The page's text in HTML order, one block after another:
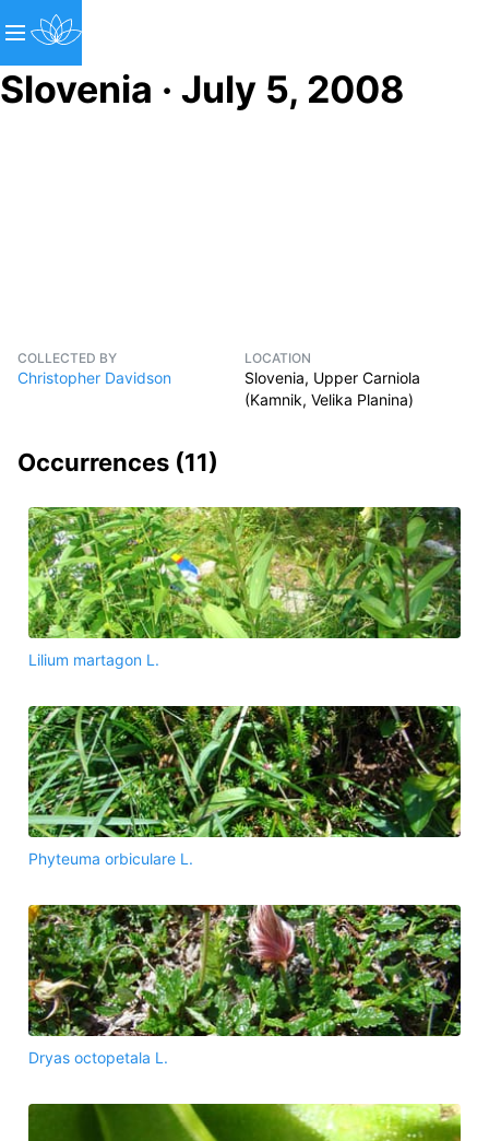
Slovenia · July 5, 2008
COLLECTED BY
Christopher Davidson
LOCATION
Slovenia, Upper Carniola
(Kamnik, Velika Planina)
Occurrences (11)
Lilium martagon L.
Phyteuma orbiculare L.
Dryas octopetala L.